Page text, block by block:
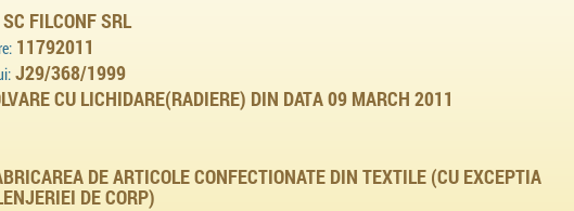
FILCONF SRL
11792011
J29/368/1999
CU LICHIDARE(RADIERE) DIN DATA 09 MARCH 2011
DE ARTICOLE CONFECTIONATE DIN TEXTILE (CU EXCEPTIA
DE CORP)